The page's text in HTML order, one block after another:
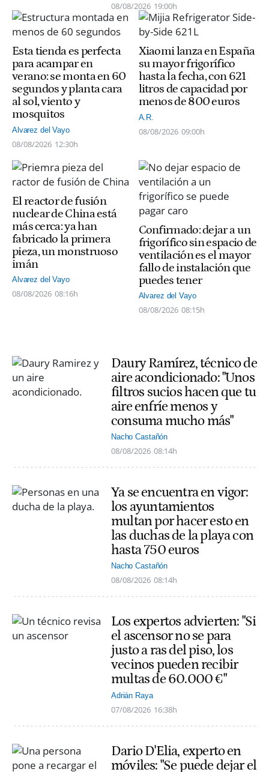
08/08/2026 19:00h
Esta tienda es perfecta
para acampar en
verano: se monta en 60
segundos y planta cara
al sol, viento y
mosquitos
Alvarez del Vayo
08/08/2026 12:30h
Xiaomi lanza en España
su mayor frigorífico
hasta la fecha, con 621
litros de capacidad por
menos de 800 euros
A.R.
08/08/2026 09:00h
El reactor de fusión
nuclear de China está
más cerca: ya han
fabricado la primera
pieza, un monstruoso
imán
Alvarez del Vayo
08/08/2026 08:16h
Confirmado: dejar a un
frigorífico sin espacio de
ventilación es el mayor
fallo de instalación que
puedes tener
Alvarez del Vayo
08/08/2026 08:15h
Daury Ramírez, técnico de
aire acondicionado: "Unos
filtros sucios hacen que tu
aire enfríe menos y
consuma mucho más"
Nacho Castañón
08/08/2026 08:14h
Ya se encuentra en vigor:
los ayuntamientos
multan por hacer esto en
las duchas de la playa con
hasta 750 euros
Nacho Castañón
08/08/2026 08:14h
Los expertos advierten: "Si
el ascensor no se para
justo a ras del piso, los
vecinos pueden recibir
multas de 60.000 €"
Adrián Raya
07/08/2026 16:38h
Dario D'Elia, experto en
móviles: "Se puede dejar el